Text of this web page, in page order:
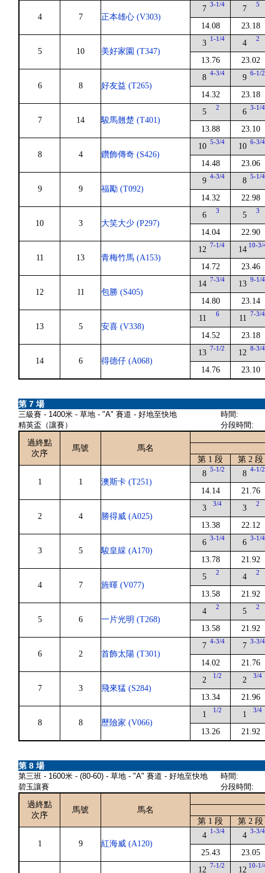
4 7 正本雄心 (V303)
7 3-1/4
14.08
7 5
23.18
5 10 美好家園 (T347)
3 1-1/4
13.76
4 2
23.02
6 8 好友益 (T265)
8 4-3/4
14.32
9 6-1/2
23.18
7 14 駿馬翹楚 (T401)
5 2
13.88
6 3-1/4
23.10
8 4 鑽飾傳奇 (S426)
10 5-3/4
14.48
10 6-3/4
23.06
9 9 福勵 (T092)
9 4-3/4
14.32
8 5-1/4
22.98
10 3 大笑大少 (P297)
6 3
14.04
5 3
22.90
11 13 青梅竹馬 (A153)
12 7-1/4
14.72
14 10-3/
23.46
12 11 包勝 (S405)
14 7-3/4
14.80
13 9-1/4
23.14
13 5 安喜 (V338)
11 6
14.52
11 7-3/4
23.18
14 6 得德仔 (A068)
13 7-1/2
14.76
12 8-3/4
23.10
第 7 場
三級賽 - 1400米 - 草地 - "A" 賽道 - 好地至快地
精英盃（讓賽）
時間:
分段時間:
過終點
次序
馬號
馬名
第 1 段
第 2 段
1 1 澳斯卡 (T251)
8 5-1/2
14.14
8 4-1/2
21.76
2 4 勝得威 (A025)
3 3/4
13.38
3 2
22.12
3 5 駿皇綵 (A170)
6 3-1/4
13.78
6 3-1/4
21.92
4 7 旌暉 (V077)
5 2
13.58
4 2
21.92
5 6 一片光明 (T268)
4 2
13.58
5 2
21.92
6 2 首飾太陽 (T301)
7 4-3/4
14.02
7 3-3/4
21.76
7 3 飛來猛 (S284)
2 1/2
13.34
2 3/4
21.96
8 8 歷險家 (V066)
1 1/2
13.26
1 3/4
21.92
第 8 場
第三班 - 1600米 - (80-60) - 草地 - "A" 賽道 - 好地至快地
碧玉讓賽
時間:
分段時間:
過終點
次序
馬號
馬名
第 1 段
第 2 段
1 9 紅海威 (A120)
4 1-3/4
25.43
4 3-3/4
23.05
12 7-1/2 12 10-1/